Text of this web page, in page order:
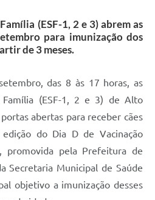
(ESF-1, 2 e 3) abrem as
para imunização dos
de 3 meses.
das 8 às 17 horas, as
Família (ESF-1, 2 e 3) de Alto
abertas para receber cães
do Dia D de Vacinação
promovida pela Prefeitura de
Secretaria Municipal de Saúde
objetivo a imunização desses